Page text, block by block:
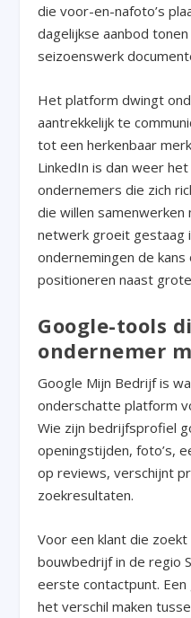
die voor-en-nafoto’s
dagelijkse aanbod
seizoenswerk
Het platform dwingt
aantrekkelijk te
tot een herkenbaar
LinkedIn is dan weer
ondernemers die zich
die willen
netwerk groeit gestaag
ondernemingen de
positioneren naast
Google-tools
ondernemer
Google Mijn Bedrijf is
onderschatte platform
Wie zijn bedrijfsprofiel
openingstijden, foto’s,
op reviews, verschijnt
zoekresultaten.
Voor een klant die
bouwbedrijf in de regio
eerste contactpunt.
het verschil maken